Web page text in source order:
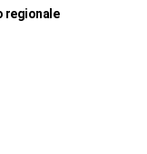
regionale